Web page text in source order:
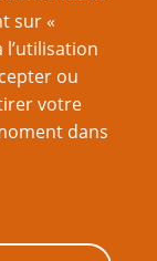
sur «
l’utilisation
ou
votre
dans